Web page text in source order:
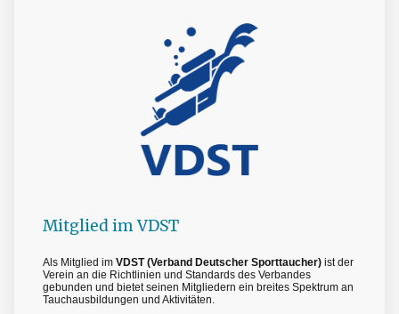
Mitglied im VDST
Als Mitglied im VDST (Verband Deutscher Sporttaucher) ist der
Verein an die Richtlinien und Standards des Verbandes
gebunden und bietet seinen Mitgliedern ein breites Spektrum an
Tauchausbildungen und Aktivitäten.